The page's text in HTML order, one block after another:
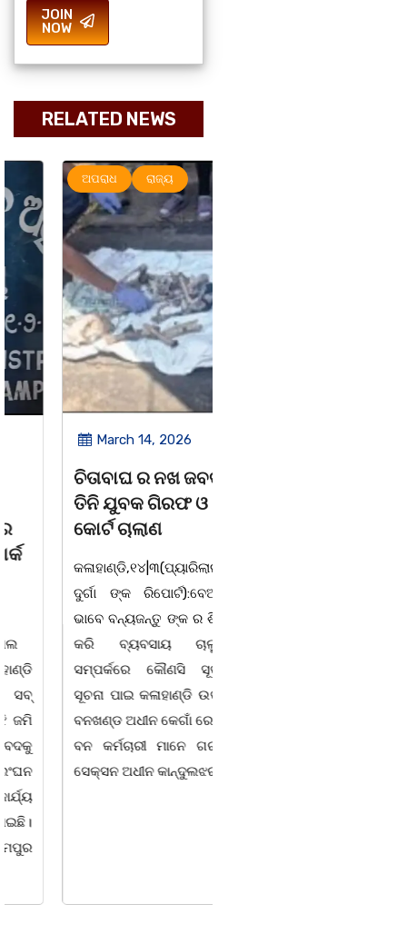
JOIN
NOW
RELATED NEWS
ଅପରାଧ ରାଜ୍ୟ
March 14, 2026
ଚିତାବାଘ ର ନଖ ଜବତ
ତିନି ଯୁବକ ଗିରଫ ଓ
କୋର୍ଟ ଚାଲାଣ
କଳାହାଣ୍ଡି,୧୪|୩(ପ୍ୟାରିଲାଲ
ଦୁର୍ଗା ଙ୍କ ରିପୋର୍ଟ):ବେଆଇନ
ଭାବେ ବନ୍ୟଜନ୍ତୁ ଙ୍କ ର ଶିକାର
କରି ବ୍ୟବସାୟ ଚାଲୁଥିବା
ସମ୍ପର୍କରେ କୌଣସି ସୂତ୍ରରୁ
ସୂଚନା ପାଇ କଳାହାଣ୍ଡି ଉତ୍ତର
ବନଖଣ୍ଡ ଅଧୀନ କେଗାଁ ରେଞ୍ଜର
ବନ କର୍ମଚାରୀ ମାନେ ଗରଗାବ
ସେକ୍ସନ ଅଧୀନ କାନ୍ଦୁଲଝର